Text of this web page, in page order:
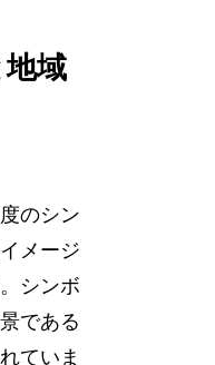
域
のシン
メージ
シンボ
である
ていま